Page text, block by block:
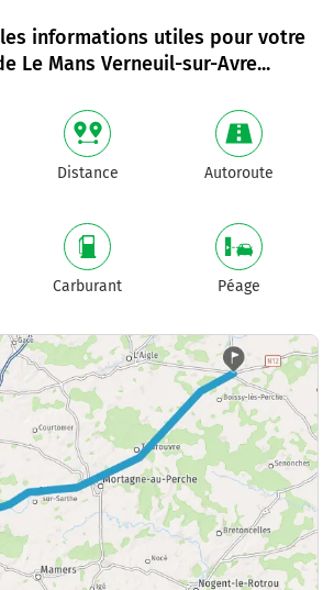
informations utiles pour votre
Le Mans Verneuil-sur-Avre...
Distance Autoroute
Carburant Péage